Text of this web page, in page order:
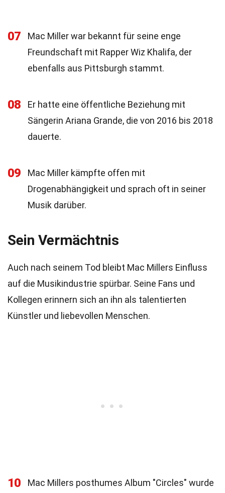
07
Mac Miller war bekannt für seine enge
Freundschaft mit Rapper Wiz Khalifa, der
ebenfalls aus Pittsburgh stammt.
08
Er hatte eine öffentliche Beziehung mit
Sängerin Ariana Grande, die von 2016 bis 2018
dauerte.
09
Mac Miller kämpfte offen mit
Drogenabhängigkeit und sprach oft in seiner
Musik darüber.
Sein Vermächtnis
Auch nach seinem Tod bleibt Mac Millers Einfluss
auf die Musikindustrie spürbar. Seine Fans und
Kollegen erinnern sich an ihn als talentierten
Künstler und liebevollen Menschen.
10
Mac Millers posthumes Album "Circles" wurde